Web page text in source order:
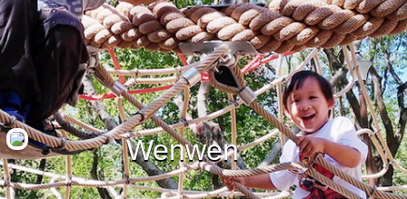
好康優惠
最新消息
最新留言
商家合作
Wenwen